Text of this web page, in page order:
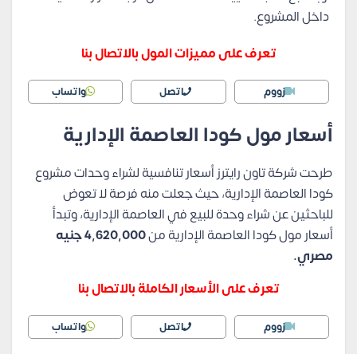
داخل المشروع.
تعرف على مميزات المول بالاتصال بنا
زووم اتصل واتساب
أسعار مول كودا العاصمة الإدارية
طرحت شركة تاون رايترز أسعار تنافسية لشراء وحدات مشروع
كودا العاصمة الإدارية، حيث جعلت منه فرصة لا تعوض
للباحثين عن شراء وحدة للبيع في العاصمة الإدارية، وتبدأ
أسعار مول كودا العاصمة الإدارية من4,620,000جنيه
مصري.
تعرف على الأسعار الكاملة بالاتصال بنا
زووم اتصل واتساب